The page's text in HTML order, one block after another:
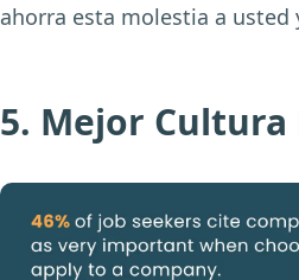
ahorra esta molestia a usted
5. Mejor Cultura